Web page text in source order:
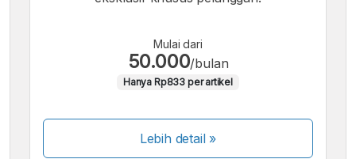
Mulai dari
50.000/bulan
Hanya Rp833 per artikel
Lebih detail »